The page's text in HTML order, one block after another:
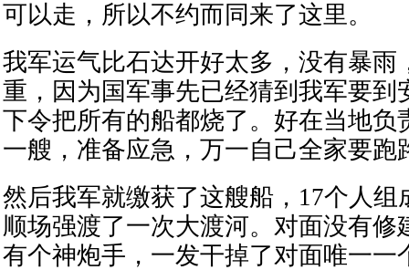
可以走，所以不约而同来了这里。
我军运气比石达开好太多，没有暴雨
重，因为国军事先已经猜到我军要到
下令把所有的船都烧了。好在当地负
一艘，准备应急，万一自己全家要跑
然后我军就缴获了这艘船，17个人组
顺场强渡了一次大渡河。对面没有修
有个神炮手，一发干掉了对面唯一一